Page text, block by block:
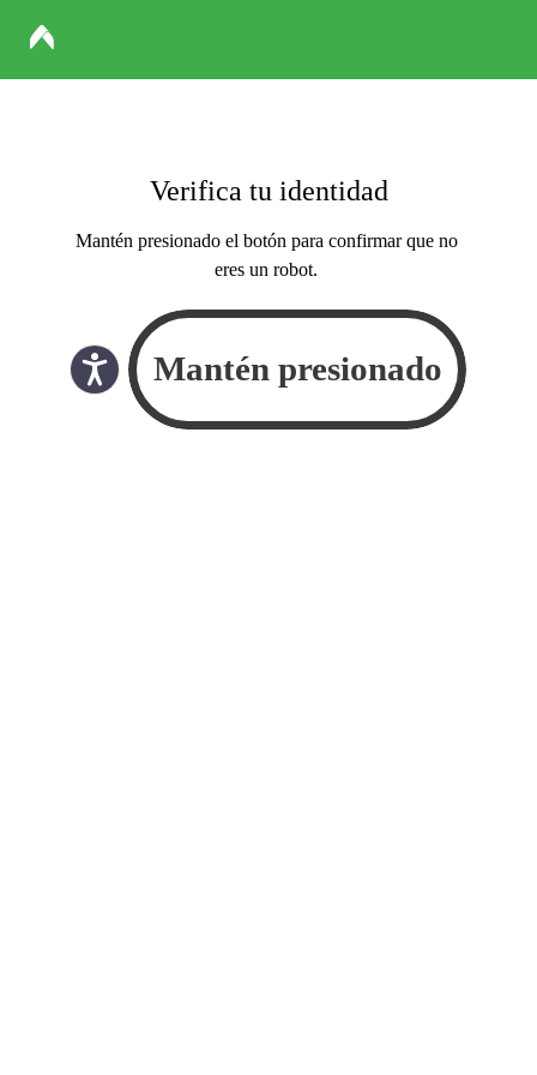
Verifica tu identidad
Mantén presionado el botón para confirmar que no
eres un robot.